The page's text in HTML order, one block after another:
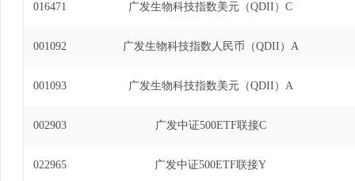
达克生物科技指数型发起式证券投资基金基金
2021年9月16日)、广发粤港澳大湾区创新100
金基金经理(自2019年9月20日至2021年11月17
100指数证券投资基金基金经理(自2018年8月6
深300交易型开放式指数证券投资基金基金经理
016471 广发生物科技指数美元（QDII）C
001092 广发生物科技指数人民币（QDII）A
001093 广发生物科技指数美元（QDII）A
002903 广发中证500ETF联接C
022965 广发中证500ETF联接Y